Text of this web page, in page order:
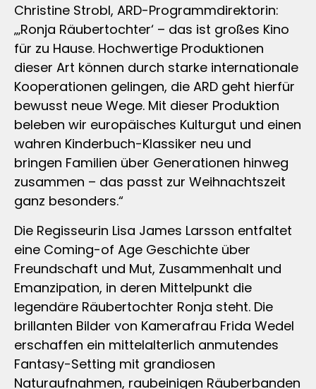
Christine Strobl, ARD-Programmdirektorin:
„‚Ronja Räubertochter‘ – das ist großes Kino
für zu Hause. Hochwertige Produktionen
dieser Art können durch starke internationale
Kooperationen gelingen, die ARD geht hierfür
bewusst neue Wege. Mit dieser Produktion
beleben wir europäisches Kulturgut und einen
wahren Kinderbuch-Klassiker neu und
bringen Familien über Generationen hinweg
zusammen – das passt zur Weihnachtszeit
ganz besonders.“
Die Regisseurin Lisa James Larsson entfaltet
eine Coming-of Age Geschichte über
Freundschaft und Mut, Zusammenhalt und
Emanzipation, in deren Mittelpunkt die
legendäre Räubertochter Ronja steht. Die
brillanten Bilder von Kamerafrau Frida Wedel
erschaffen ein mittelalterlich anmutendes
Fantasy-Setting mit grandiosen
Naturaufnahmen, raubeinigen Räuberbanden